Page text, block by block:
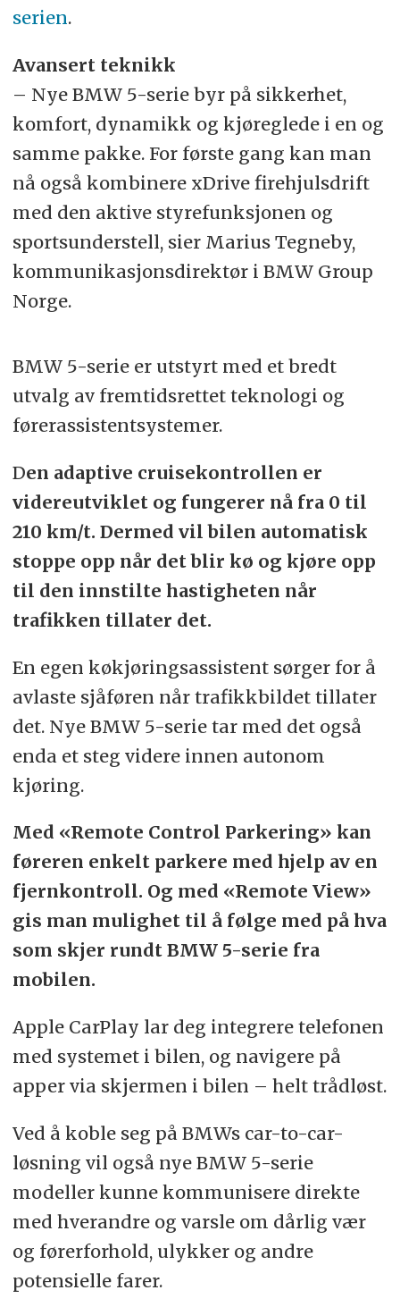
serien.
Avansert teknikk
– Nye BMW 5-serie byr på sikkerhet,
komfort, dynamikk og kjøreglede i en og
samme pakke. For første gang kan man
nå også kombinere xDrive firehjulsdrift
med den aktive styrefunksjonen og
sportsunderstell, sier Marius Tegneby,
kommunikasjonsdirektør i BMW Group
Norge.
BMW 5-serie er utstyrt med et bredt
utvalg av fremtidsrettet teknologi og
førerassistentsystemer.
Den adaptive cruisekontrollen er
videreutviklet og fungerer nå fra 0 til
210 km/t. Dermed vil bilen automatisk
stoppe opp når det blir kø og kjøre opp
til den innstilte hastigheten når
trafikken tillater det.
En egen køkjøringsassistent sørger for å
avlaste sjåføren når trafikkbildet tillater
det. Nye BMW 5-serie tar med det også
enda et steg videre innen autonom
kjøring.
Med «Remote Control Parkering» kan
føreren enkelt parkere med hjelp av en
fjernkontroll. Og med «Remote View»
gis man mulighet til å følge med på hva
som skjer rundt BMW 5-serie fra
mobilen.
Apple CarPlay lar deg integrere telefonen
med systemet i bilen, og navigere på
apper via skjermen i bilen – helt trådløst.
Ved å koble seg på BMWs car-to-car-
løsning vil også nye BMW 5-serie
modeller kunne kommunisere direkte
med hverandre og varsle om dårlig vær
og førerforhold, ulykker og andre
potensielle farer.